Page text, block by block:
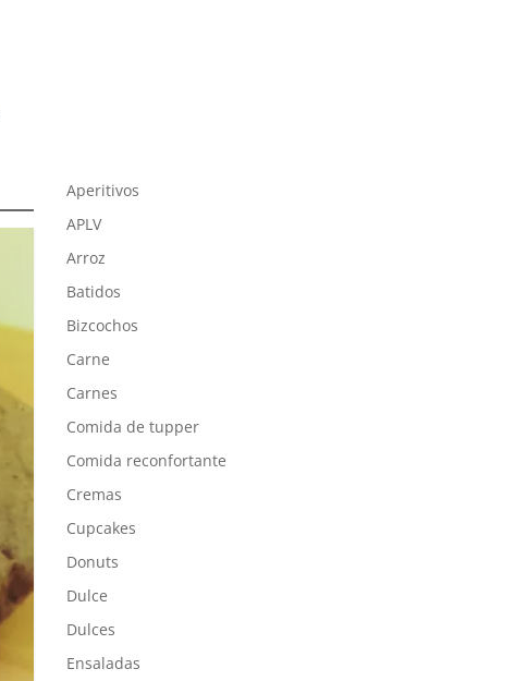
Aperitivos
APLV
Arroz
Batidos
Bizcochos
Carne
Carnes
Comida de tupper
Comida reconfortante
Cremas
Cupcakes
Donuts
Dulce
Dulces
Ensaladas